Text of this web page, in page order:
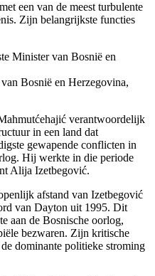
een van de meest turbulente
Zijn belangrijkste functies
Minister van Bosnië en
Bosnië en Herzegovina,
verantwoordelijk
in een land dat
gewapende conflicten in
Hij werkte in die periode
Alija Izetbegović.
afstand van Izetbegović
van Dayton uit 1995. Dit
aan de Bosnische oorlog,
bezwaren. Zijn kritische
dominante politieke stroming